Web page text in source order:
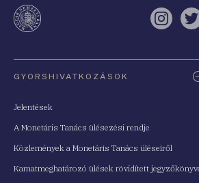
GYORSHIVATKOZÁSOK
Jelentések
A Monetáris Tanács ülésezési rendje
Közlemények a Monetáris Tanács üléseiről
Kamatmeghatározó ülések rövidített